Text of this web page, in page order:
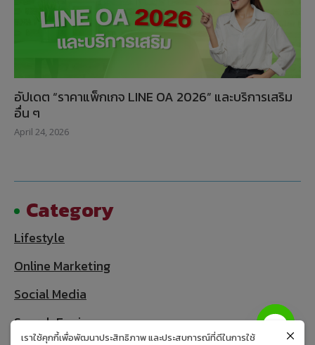
อัปเดต “ราคาแพ็กเกจ LINE OA 2026” และบริการเสริม
อื่น ๆ
April 24, 2026
Category
Lifestyle
Online Marketing
Social Media
Search Engine
เราใช้คุกกี้เพื่อพัฒนาประสิทธิภาพ และประสบการณ์ที่ดีในการใช้